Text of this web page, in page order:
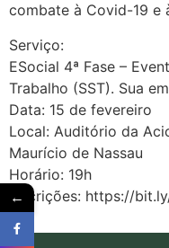
combate à Covid-19 e
Serviço:
ESocial 4ª Fase –
Trabalho (SST). Sua
Data: 15 de fevereiro
Local: Auditório da
Maurício de Nassau
Horário: 19h
Inscrições: https://
←